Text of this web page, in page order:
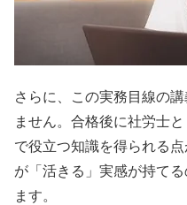
さらに、この実務目線の
ません。合格後に社労士
で役立つ知識を得られる
が「活きる」実感が持て
ます。